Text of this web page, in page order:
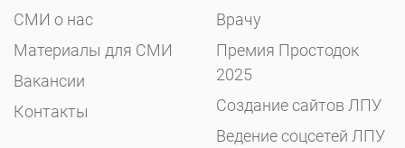
СМИ о нас
Материалы для СМИ
Вакансии
Контакты
Врачу
Премия Простодок
2025
Создание сайтов ЛПУ
Ведение соцсетей ЛПУ